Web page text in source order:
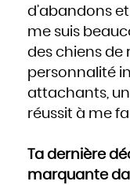
d’abandons
me suis
des chiens de
personnalité
attachants, un
réussit à me
Ta dernière
marquante